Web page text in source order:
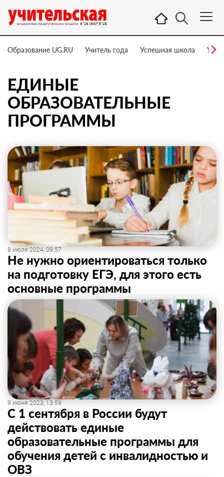
Образование UG.RU Учитель года Успешная школа
ЕДИНЫЕ
ОБРАЗОВАТЕЛЬНЫЕ
ПРОГРАММЫ
8 июля 2024, 09:57
Не нужно ориентироваться только
на подготовку ЕГЭ, для этого есть
основные программы
9 июня 2023, 13:59
С 1 сентября в России будут
действовать единые
образовательные программы для
обучения детей с инвалидностью и
ОВЗ